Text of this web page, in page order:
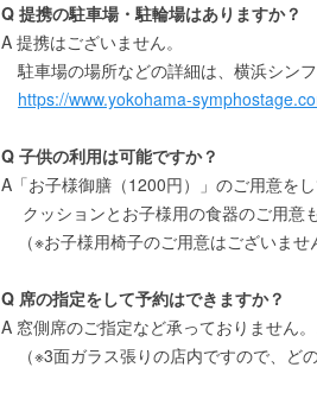
Q 提携の駐車場・駐輪場はありますか？
A 提携はございません。
駐車場の場所などの詳細は、横浜シン
https://www.yokohama-
Q 子供の利用は可能ですか？
A「お子様御膳（1200円）」のご用意をし
クッションとお子様用の食器のご用意
（※お子様用椅子のご用意はございませ
Q 席の指定をして予約はできますか？
A 窓側席のご指定など承っておりません。
（※3面ガラス張りの店内ですので、 ど